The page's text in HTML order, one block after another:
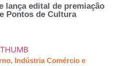
lança edital de premiação
Pontos de Cultura
, Indústria Comércio e